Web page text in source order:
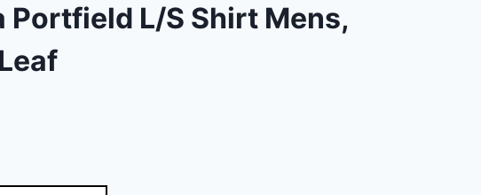
Portfield L/S Shirt Mens,